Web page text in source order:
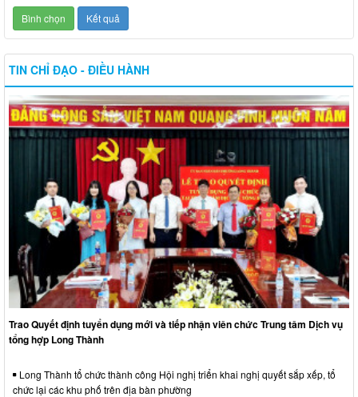
TIN CHỈ ĐẠO - ĐIỀU HÀNH
Trao Quyết định tuyển dụng mới và tiếp nhận viên chức Trung tâm Dịch vụ
tổng hợp Long Thành
Long Thành tổ chức thành công Hội nghị triển khai nghị quyết sắp xếp, tổ
chức lại các khu phố trên địa bàn phường